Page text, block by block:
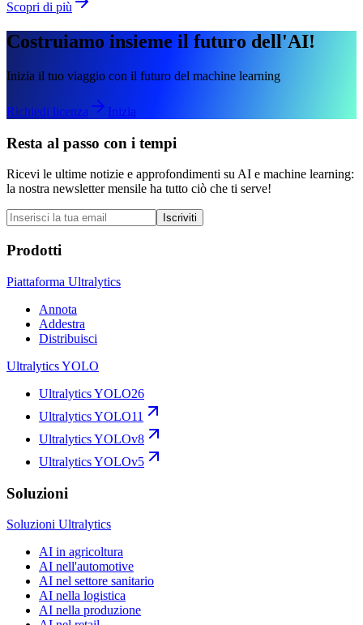
Scopri di più
Costruiamo insieme il futuro dell'AI!
Inizia il tuo viaggio con il futuro del machine learning
Richiedi licenza Inizia
Resta al passo con i tempi
Ricevi le ultime notizie e approfondimenti su AI e machine learning:
la nostra newsletter mensile ha tutto ciò che ti serve!
Iscriviti
Prodotti
Piattaforma Ultralytics
Annota
Addestra
Distribuisci
Ultralytics YOLO
Ultralytics YOLO26
Ultralytics YOLO11
Ultralytics YOLOv8
Ultralytics YOLOv5
Soluzioni
Soluzioni Ultralytics
AI in agricoltura
AI nell'automotive
AI nel settore sanitario
AI nella logistica
AI nella produzione